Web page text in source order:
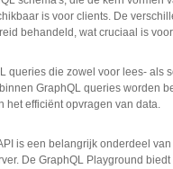
is voor clients. De
behandeld, wat cruciaal is
queries die zowel voor lees- als
GraphQL queries worden
het efficiënt opvragen van data.
is een belangrijk onderdeel
De GraphQL Playground